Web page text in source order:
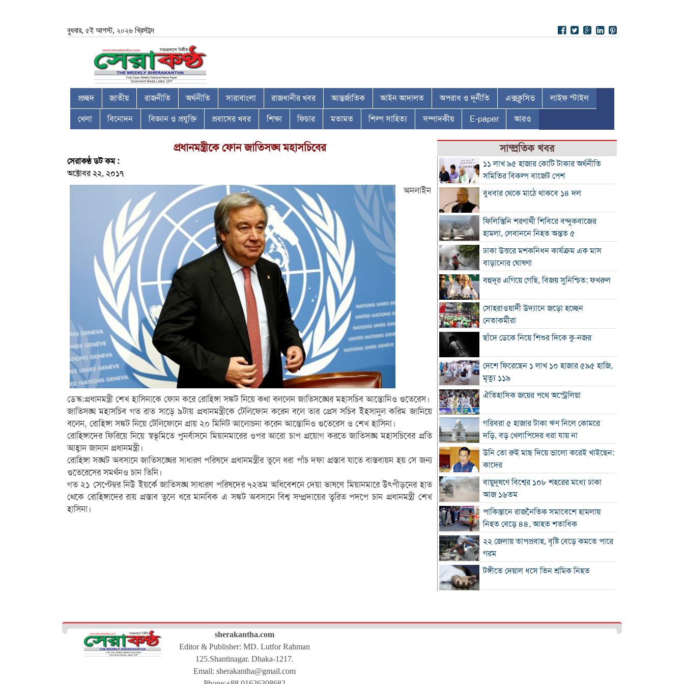
বুধবার, ৫ই আগস্ট, ২০২৬ খ্রিস্টাব্দ
প্রচ্ছদ জাতীয় রাজনীতি অর্থনীতি সারাবাংলা রাজধানীর খবর আন্তর্জাতিক আইন আদালত অপরাধ ও দূর্নীতি এক্সক্লুসিভ লাইফ স্টাইল
খেলা বিনোদন বিজ্ঞান ও প্রযুক্তি প্রবাসের খবর শিক্ষা ফিচার মতামত শিল্প সাহিত্য সম্পাদকীয় E-paper আরও
প্রধানমন্ত্রীকে ফোন জাতিসঙ্ঘ মহাসচিবের
সেরাকণ্ঠ ডট কম :
অক্টোবর ২২, ২০১৭
অনলাইন
ডেস্ক:প্রধানমন্ত্রী শেখ হাসিনাকে ফোন করে রোহিঙ্গা সঙ্কট নিয়ে কথা বললেন জাতিসঙ্ঘের মহাসচিব আন্তোনিও গুতেরেস।
জাতিসঙ্ঘ মহাসচিব গত রাত সাড়ে ৯টায় প্রধানমন্ত্রীকে টেলিফোন করেন বলে তার প্রেস সচিব ইহসানুল করিম জানিয়ে
বলেন, রোহিঙ্গা সঙ্কট নিয়ে টেলিফোনে প্রায় ২০ মিনিট আলোচনা করেন আন্তোনিও গুতেরেস ও শেখ হাসিনা।
রোহিঙ্গাদের ফিরিয়ে নিয়ে স্বভূমিতে পুনর্বাসনে মিয়ানমারের ওপর আরো চাপ প্রয়োগ করতে জাতিসঙ্ঘ মহাসচিবের প্রতি
আহ্বান জানান প্রধানমন্ত্রী।
রোহিঙ্গা সঙ্ঘট অবসানে জাতিসঙ্ঘের সাধারণ পরিষদে প্রধানমন্ত্রীর তুলে ধরা পাঁচ দফা প্রস্তাব যাতে বাস্তবায়ন হয় সে জন্য
গুতেরেসের সমর্থনও চান তিনি।
গত ২১ সেপ্টেম্বর নিউ ইয়র্কে জাতিসঙ্ঘ সাধারণ পরিষদের ৭২তম অধিবেশনে দেয়া ভাষণে মিয়ানমারে উৎপীড়নের হাত
থেকে রোহিঙ্গাদের রায় প্রস্তাব তুলে ধরে মানবিক এ সঙ্কট অবসানে বিশ্ব সম্প্রদায়ের ত্বরিত পদপে চান প্রধানমন্ত্রী শেখ
হাসিনা।
সাম্প্রতিক খবর
১১ লাখ ৯৫ হাজার কোটি টাকার অর্থনীতি
সমিতির বিকল্প বাজেট পেশ
বুধবার থেকে মাঠে থাকবে ১৪ দল
ফিলিস্তিনি শরণার্থী শিবিরে বন্দুকবাজের
হামলা, লেবাননে নিহত অন্তত ৫
ঢাকা উত্তরে মশকনিধন কার্যক্রম এক মাস
বাড়ানোর ঘোষণা
বহুদূর এগিয়ে গেছি, বিজয় সুনিশ্চিত: ফখরুল
সোহরাওয়ার্দী উদ্যানে জড়ো হচ্ছেন
নেতাকর্মীরা
ছাঁদে ডেকে নিয়ে শিশুর দিকে কু-নজর
দেশে ফিরেছেন ১ লাখ ১০ হাজার ৫৯৫ হাজি,
মৃত্যু ১১৯
ঐতিহাসিক জয়ের পথে অস্ট্রেলিয়া
গরিবরা ৫ হাজার টাকা ঋণ নিলে কোমরে
দড়ি, বড় খেলাপিদের ধরা যায় না
উনি তো রুই মাছ দিয়ে ভালো করেই খাইছেন:
কাদের
বায়ুদূষণে বিশ্বের ১০৮ শহরের মধ্যে ঢাকা
আজ ১৬তম
পাকিস্তানে রাজনৈতিক সমাবেশে হামলায়
নিহত বেড়ে ৪৪, আহত শতাধিক
২২ জেলায় তাপপ্রবাহ, বৃষ্টি বেড়ে কমতে পারে
গরম
টঙ্গীতে দেয়াল ধসে তিন শ্রমিক নিহত
গলে যাওয়া হিমবাহ থেকে মিলল ৩৭ বছর
sherakantha.com
Editor & Publisher: MD. Lutfor Rahman
125.Shantinagar. Dhaka-1217.
Email: sherakantha@gmail.com